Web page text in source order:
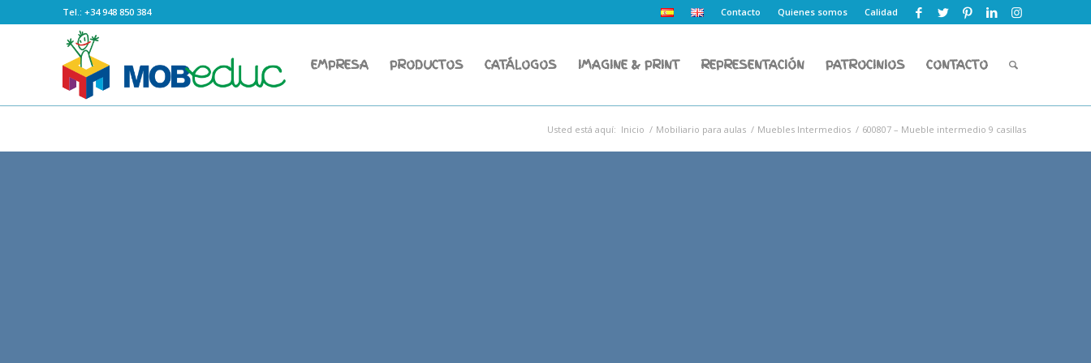
Contacto Quienes somos Calidad
Tel.: +34 948 850 384
EMPRESA PRODUCTOS CATÁLOGOS IMAGINE & PRINT REPRESENTACIÓN PATROCINIOS CONTACTO
Usted está aquí: Inicio / Mobiliario para aulas / Muebles Intermedios / 600807 – Mueble intermedio 9 casillas